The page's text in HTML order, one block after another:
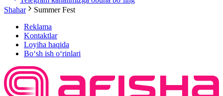
Shahar
Summer Fest
Reklama
Kontaktlar
Loyiha haqida
Bo‘sh ish o‘rinlari